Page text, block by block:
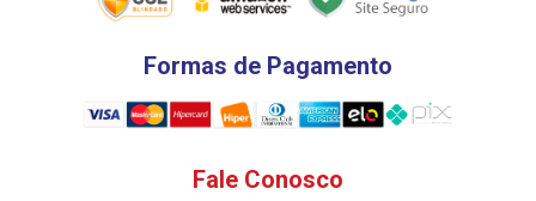
Formas de Pagamento
Fale Conosco